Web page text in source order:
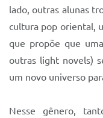
lado, outras alunas
cultura pop oriental,
que propõe que
outras light novels)
um novo universo
Nesse gênero,